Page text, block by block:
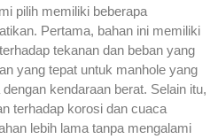
pilih memiliki beberapa
Pertama, bahan ini memiliki
tekanan dan beban yang
yang tepat untuk manhole yang
kendaraan berat. Selain itu,
terhadap korosi dan cuaca
lebih lama tanpa mengalami